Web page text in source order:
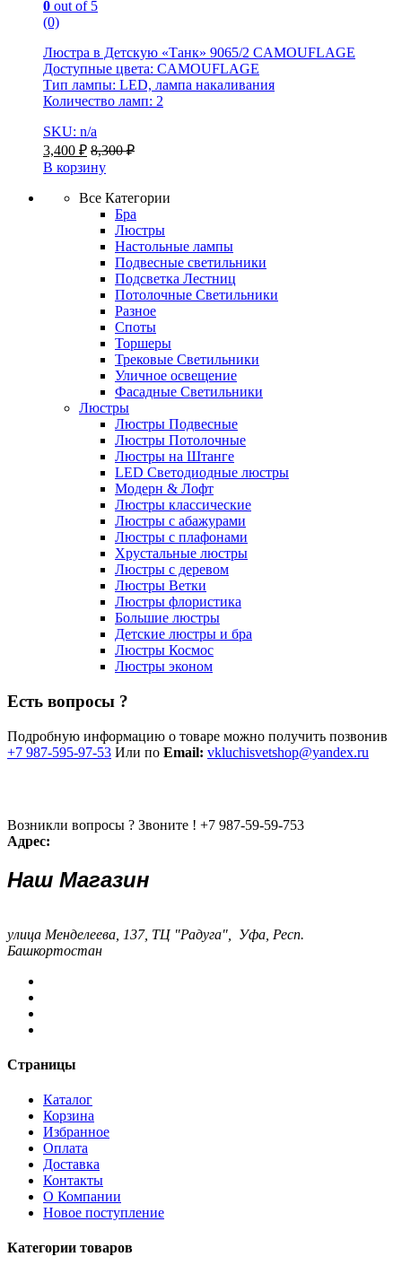
0 out of 5
(0)
Люстра в Детскую «Танк» 9065/2 CAMOUFLAGE
Доступные цвета: CAMOUFLAGE
Тип лампы: LED, лампа накаливания
Количество ламп: 2
SKU: n/a
3,400 ₽ 8,300₽
В корзину
Все Категории
Бра
Люстры
Настольные лампы
Подвесные светильники
Подсветка Лестниц
Потолочные Светильники
Разное
Споты
Торшеры
Трековые Светильники
Уличное освещение
Фасадные Светильники
Люстры
Люстры Подвесные
Люстры Потолочные
Люстры на Штанге
LED Светодиодные люстры
Модерн & Лофт
Люстры классические
Люстры с абажурами
Люстры с плафонами
Хрустальные люстры
Люстры с деревом
Люстры Ветки
Люстры флористика
Большие люстры
Детские люстры и бра
Люстры Космос
Люстры эконом
Есть вопросы ?
Подробную информацию о товаре можно получить позвонив
+7 987-595-97-53 Или по Email: vkluchisvetshop@yandex.ru
Возникли вопросы ? Звоните ! +7 987-59-59-753
Адрес:
Наш Магазин
улица Менделеева, 137, ТЦ "Радуга", Уфа, Респ.
Башкортостан
Страницы
Каталог
Корзина
Избранное
Оплата
Доставка
Контакты
О Компании
Новое поступление
Категории товаров